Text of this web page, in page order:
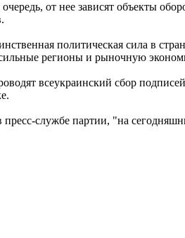
от нее зависят объекты
политическая сила в
сильные регионы и рыночную
всеукраинский сбор
службе партии, "на